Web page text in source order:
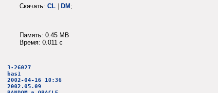
Скачать: CL | DM;
Память: 0.45 MB
Время: 0.011 c
3-26027
bas1
2002-04-16 10:36
2002.05.09